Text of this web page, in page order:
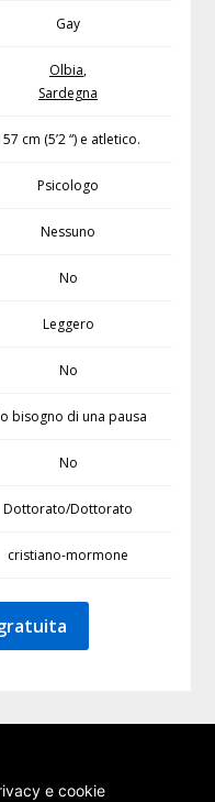
Gay
Olbia,
Sardegna
cm (5’2 “) e atletico.
Psicologo
Nessuno
No
Leggero
No
bisogno di una pausa
No
Dottorato/Dottorato
cristiano-mormone
e cookie